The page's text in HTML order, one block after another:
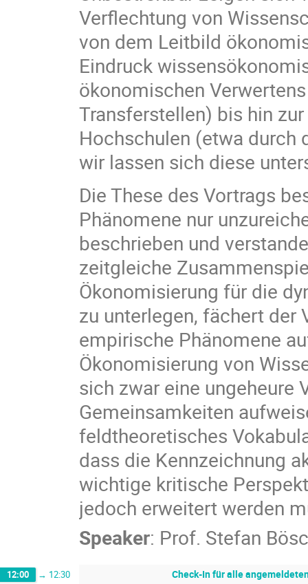
Verflechtung von
von dem Leitbild
Eindruck
ökonomischen
Transferstellen) bis hin
Hochschulen (etwa durch
wir lassen sich diese
Die These des Vortrags
Phänomene nur
beschrieben und
zeitgleiche
Ökonomisierung für die
zu unterlegen, fächert der
empirische Phänomene
Ökonomisierung von
sich zwar eine ungeheure
Gemeinsamkeiten
feldtheoretisches
dass die Kennzeichnung
wichtige kritische
jedoch erweitert werden
Speaker: Prof. Stefan
12:00 → 12:30 Check-In für alle